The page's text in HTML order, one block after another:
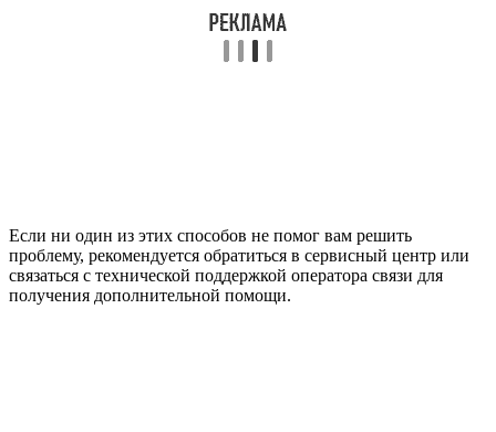
Если ни один из этих способов не помог вам решить
проблему, рекомендуется обратиться в сервисный центр или
связаться с технической поддержкой оператора связи для
получения дополнительной помощи.